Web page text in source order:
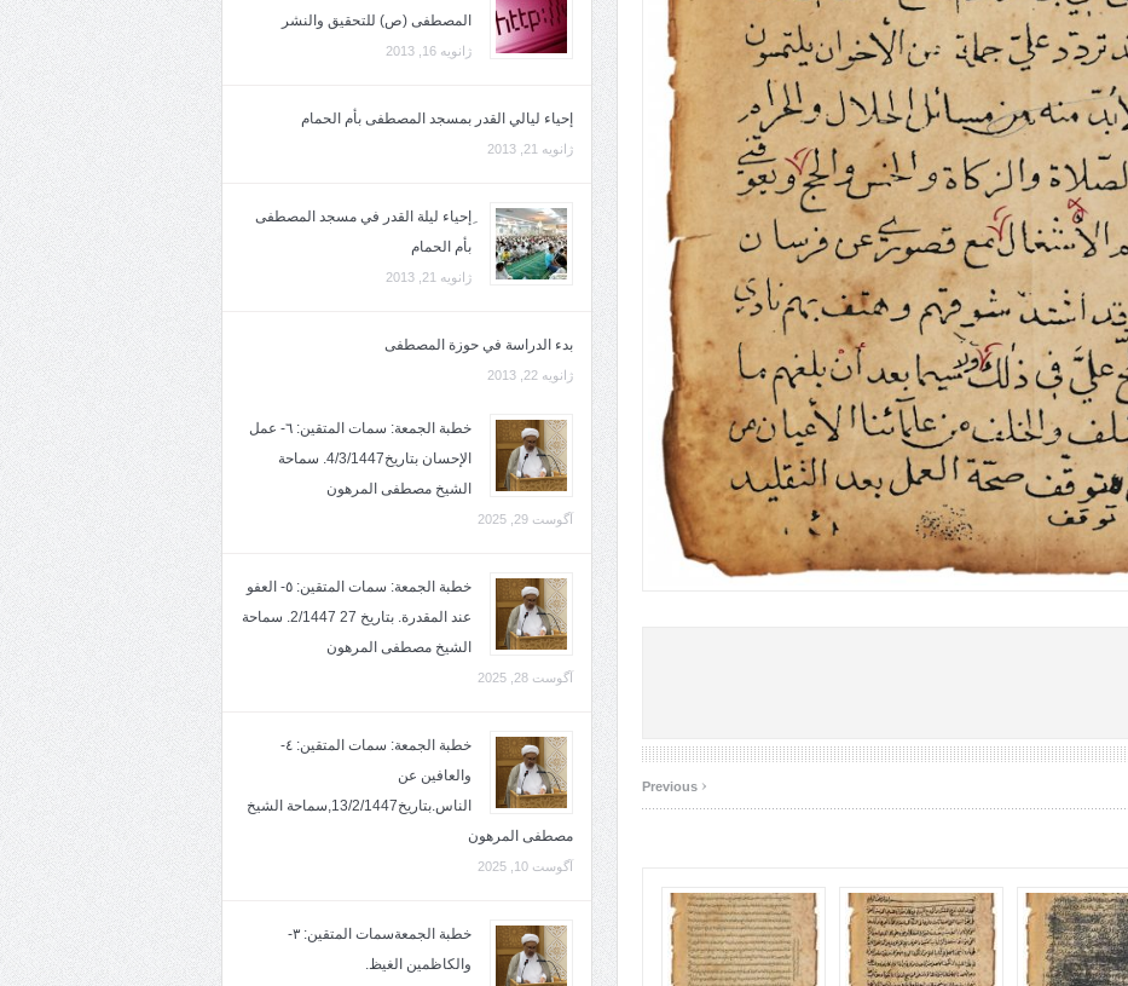
‹
المصطفى (ص) للتحقيق والنشر
ژانویه 16, 2013
إحياء ليالي القدر بمسجد المصطفى بأم الحمام
ژانویه 21, 2013
ِإحياء ليلة القدر في مسجد المصطفى
بأم الحمام
ژانویه 21, 2013
بدء الدراسة في حوزة المصطفى
ژانویه 22, 2013
خطبة الجمعة: سمات المتقين: ٦- عمل
الإحسان بتاريخ4/3/1447. سماحة
الشيخ مصطفى المرهون
آگوست 29, 2025
خطبة الجمعة: سمات المتقين: ٥- العفو
عند المقدرة. بتاريخ 27 2/1447. سماحة
الشيخ مصطفى المرهون
آگوست 28, 2025
خطبة الجمعة: سمات المتقين: ٤-
والعافين عن
الناس.بتاريخ13/2/1447,سماحة الشيخ
مصطفى المرهون
آگوست 10, 2025
خطبة الجمعةسمات المتقين: ٣-
والكاظمين الغيظ.